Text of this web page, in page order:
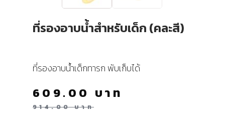
ที่รองอาบน้ำสำหรับเด็ก (คละสี)
ที่รองอาบน้ำเด็กทารก พับเก็บได้
914.00บาท
609.00 บาท